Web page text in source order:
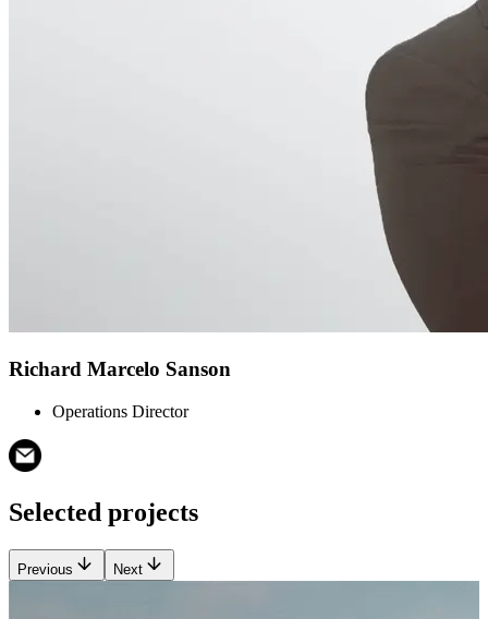
Richard Marcelo Sanson
Operations Director
Selected projects
Previous Next